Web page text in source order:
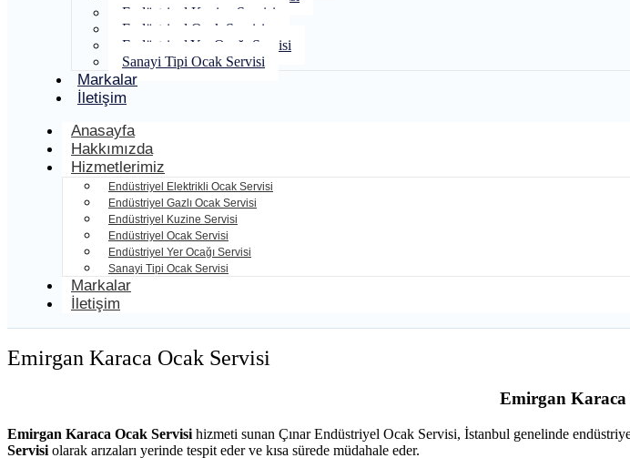
Endüstriyel Kuzine Servisi
Endüstriyel Ocak Servisi
Endüstriyel Yer Ocağı Servisi
Sanayi Tipi Ocak Servisi
Markalar
İletişim
Anasayfa
Hakkımızda
Hizmetlerimiz
Endüstriyel Elektrikli Ocak Servisi
Endüstriyel Gazlı Ocak Servisi
Endüstriyel Kuzine Servisi
Endüstriyel Ocak Servisi
Endüstriyel Yer Ocağı Servisi
Sanayi Tipi Ocak Servisi
Markalar
İletişim
Emirgan Karaca Ocak Servisi
Emirgan Karaca
Emirgan Karaca Ocak Servisi hizmeti sunan Çınar Endüstriyel Ocak Servisi, İstanbul genelinde
Servisi olarak arızaları yerinde tespit eder ve kısa sürede müdahale eder.